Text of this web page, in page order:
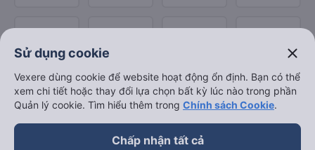
Sử dụng cookie close
Vexere dùng cookie để website hoạt động ổn định. Bạn có thể
xem chi tiết hoặc thay đổi lựa chọn bất kỳ lúc nào trong phần
Quản lý cookie. Tìm hiểu thêm trong Chính sách Cookie.
Chấp nhận tất cả